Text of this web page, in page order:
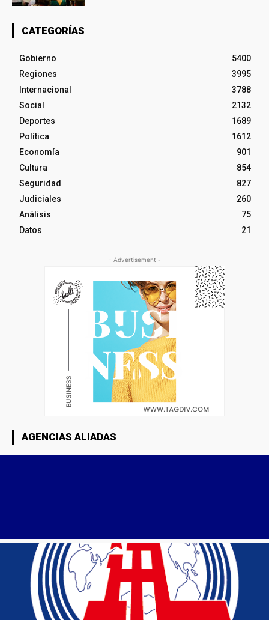
CATEGORÍAS
Gobierno
5400
Regiones
3995
Internacional
3788
Social
2132
Deportes
1689
Política
1612
Economía
901
Cultura
854
Seguridad
827
Judiciales
260
Análisis
75
Datos
21
- Advertisement -
AGENCIAS ALIADAS